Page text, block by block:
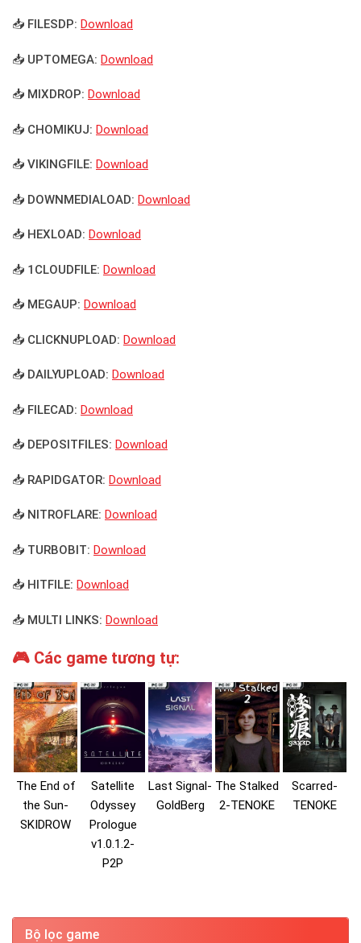
📥 FILESDP: Download
📥 UPTOMEGA: Download
📥 MIXDROP: Download
📥 CHOMIKUJ: Download
📥 VIKINGFILE: Download
📥 DOWNMEDIALOAD: Download
📥 HEXLOAD: Download
📥 1CLOUDFILE: Download
📥 MEGAUP: Download
📥 CLICKNUPLOAD: Download
📥 DAILYUPLOAD: Download
📥 FILECAD: Download
📥 DEPOSITFILES: Download
📥 RAPIDGATOR: Download
📥 NITROFLARE: Download
📥 TURBOBIT: Download
📥 HITFILE: Download
📥 MULTI LINKS: Download
🎮 Các game tương tự:
The End of
the Sun-
SKIDROW
Satellite
Odyssey
Prologue
v1.0.1.2-
P2P
Last Signal-
GoldBerg
The Stalked
2-TENOKE
Scarred-
TENOKE
Bộ lọc game